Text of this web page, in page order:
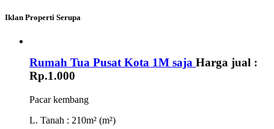
Iklan Properti Serupa
Rumah Tua Pusat Kota 1M saja Harga jual :
Rp.1.000
Pacar kembang
L. Tanah : 210m² (m²)